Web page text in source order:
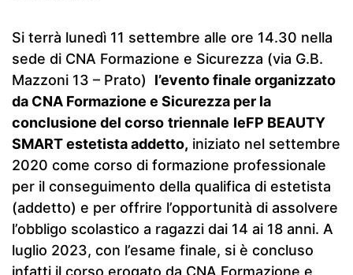
Si terrà lunedì 11 settembre alle ore 14.30 nella
sede di CNA Formazione e Sicurezza (via G.B.
Mazzoni 13 – Prato) l’evento finale organizzato
da CNA Formazione e Sicurezza per la
conclusione del corso triennale IeFP BEAUTY
SMART estetista addetto, iniziato nel settembre
2020 come corso di formazione professionale
per il conseguimento della qualifica di estetista
(addetto) e per offrire l’opportunità di assolvere
l’obbligo scolastico a ragazzi dai 14 ai 18 anni. A
luglio 2023, con l’esame finale, si è concluso
infatti il corso erogato da CNA Formazione e